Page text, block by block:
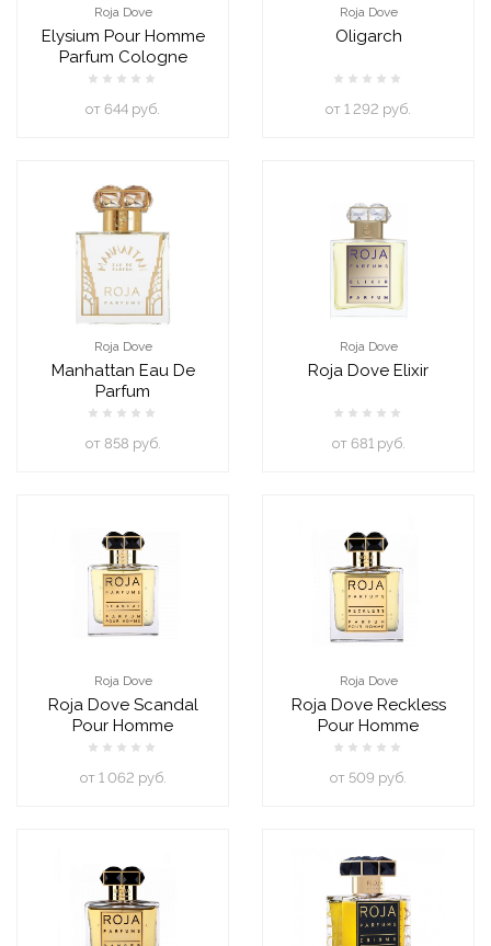
Roja Dove
Elysium Pour Homme
Parfum Cologne
oт 644 руб.
Roja Dove
Oligarch
oт 1 292 руб.
Roja Dove
Manhattan Eau De
Parfum
oт 858 руб.
Roja Dove
Roja Dove Elixir
oт 681 руб.
Roja Dove
Roja Dove Scandal
Pour Homme
oт 1 062 руб.
Roja Dove
Roja Dove Reckless
Pour Homme
oт 509 руб.